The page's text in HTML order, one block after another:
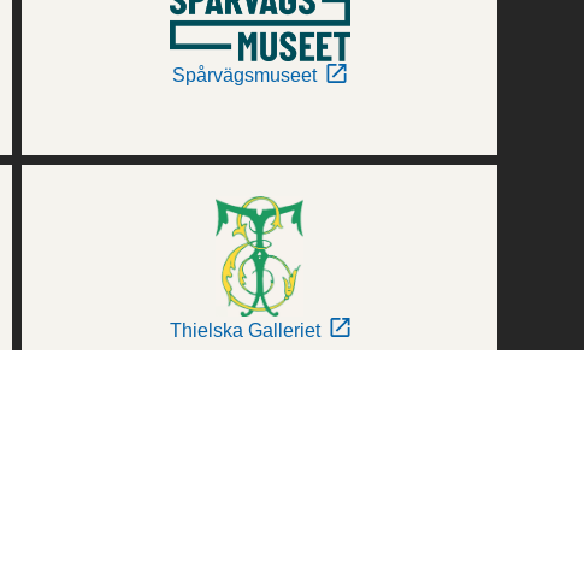
Spårvägsmuseet
Thielska Galleriet